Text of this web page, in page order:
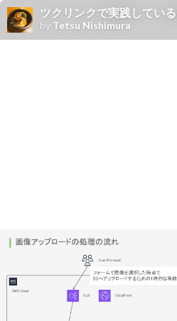
ツクリンクで実践してい
by Tetsu Nishimura